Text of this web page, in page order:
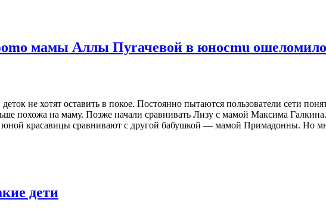
мамы Аллы Пуrачевой в юносmu
не хотят оставить в покое. Постоянно пытаются пользователи сети
похожа на маму. Позже начали сравнивать Лизу с мамой Максима
юной красавицы сравнивают с другой бабушкой — мамой Примадонны. Но
дети